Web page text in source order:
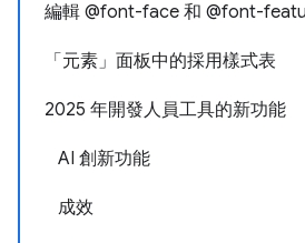
編輯 @font-face 和 @font-
「元素」面板中的採用樣式表
2025 年開發人員工具的新功能
AI 創新功能
成效